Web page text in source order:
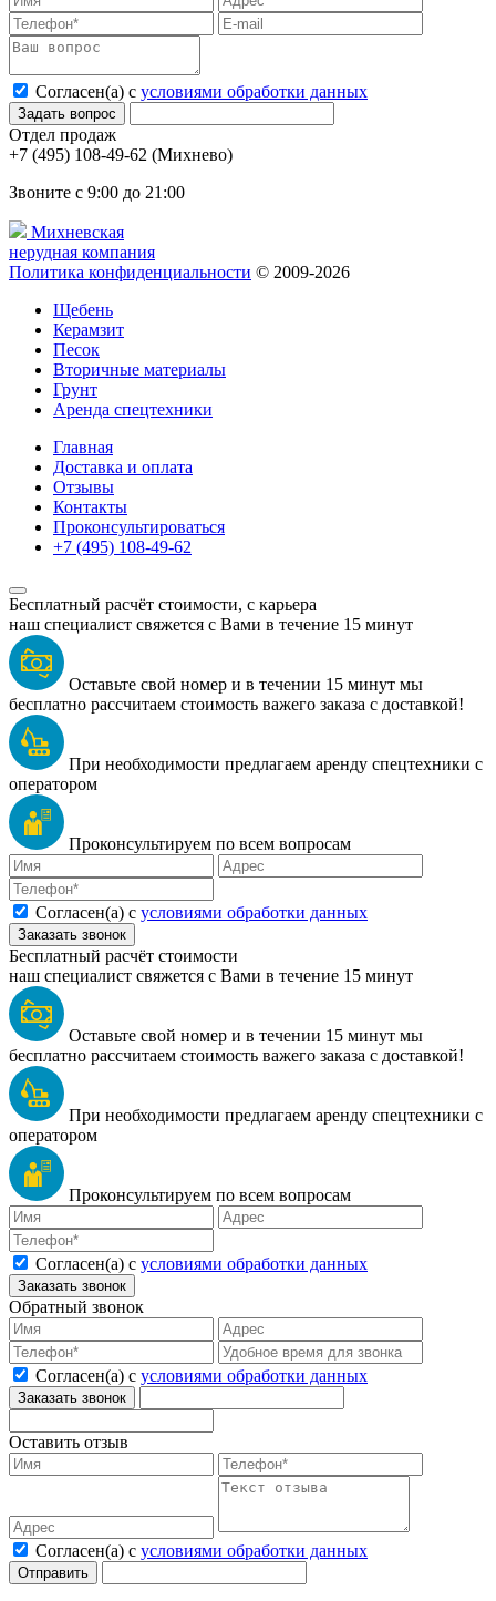
Согласен(а) с условиями обработки данных
Отдел продаж
Звоните с 9:00 до 21:00
Михневская
нерудная компания
Политика конфиденциальности © 2009-2026
Щебень
Керамзит
Песок
Вторичные материалы
Грунт
Аренда спецтехники
Главная
Доставка и оплата
Отзывы
Контакты
Проконсультироваться
Бесплатный расчёт стоимости, с карьера
наш специалист свяжется с Вами в течение 15 минут
Оставьте свой номер и в течении 15 минут мы
бесплатно рассчитаем стоимость важего заказа с доставкой!
При необходимости предлагаем аренду спецтехники с
оператором
Проконсультируем по всем вопросам
Согласен(а) с условиями обработки данных
Заказать звонок
Бесплатный расчёт стоимости
наш специалист свяжется с Вами в течение 15 минут
Оставьте свой номер и в течении 15 минут мы
бесплатно рассчитаем стоимость важего заказа с доставкой!
При необходимости предлагаем аренду спецтехники с
оператором
Проконсультируем по всем вопросам
Согласен(а) с условиями обработки данных
Заказать звонок
Обратный звонок
Согласен(а) с условиями обработки данных
Оставить отзыв
Согласен(а) с условиями обработки данных